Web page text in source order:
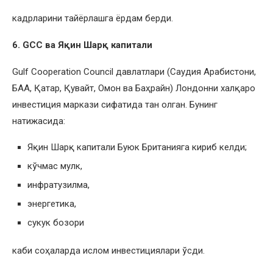
кадрларини тайёрлашга ёрдам берди.
6. GCC ва Яқин Шарқ капитали
Gulf Cooperation Council давлатлари (Саудия Арабистони,
БАА, Қатар, Қувайт, Омон ва Баҳрайн) Лондонни халқаро
инвестиция маркази сифатида тан олган. Бунинг
натижасида:
Яқин Шарқ капитали Буюк Британияга кириб келди;
кўчмас мулк,
инфратузилма,
энергетика,
сукук бозори
каби соҳаларда ислом инвестициялари ўсди.